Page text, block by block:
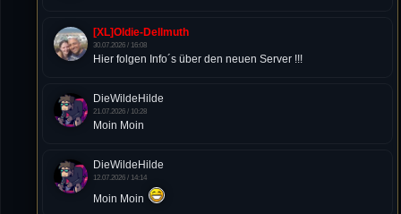
[XL]Oldie-Dellmuth
30.07.2026 / 16:08
Hier folgen Info´s über den neuen Server !!!
DieWildeHilde
21.07.2026 / 10:28
Moin Moin
DieWildeHilde
12.07.2026 / 14:14
Moin Moin